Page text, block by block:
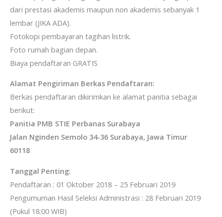
dari prestasi akademis maupun non akademis sebanyak 1
lembar (JIKA ADA).
Fotokopi pembayaran tagihan listrik.
Foto rumah bagian depan.
Biaya pendaftaran GRATIS
Alamat Pengiriman Berkas Pendaftaran:
Berkas pendaftaran dikirimkan ke alamat panitia sebagai
berikut:
Panitia PMB STIE Perbanas Surabaya
Jalan Nginden Semolo 34-36 Surabaya, Jawa Timur
60118
Tanggal Penting:
Pendaftaran : 01 Oktober 2018 – 25 Februari 2019
Pengumuman Hasil Seleksi Administrasi : 28 Februari 2019
(Pukul 18:00 WIB)